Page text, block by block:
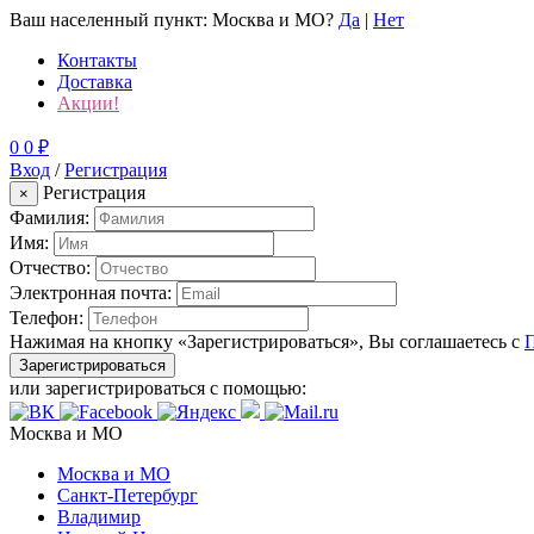
Ваш населенный пункт: Москва и МО? Да | Нет
Контакты
Доставка
Акции!
0 0 ₽
Вход /Регистрация
×
Регистрация
Фамилия:
Имя:
Отчество:
Электронная почта:
Телефон:
Нажимая на кнопку «Зарегистрироваться», Вы соглашаетесь с
Зарегистрироваться
или зарегистрироваться с помощью:
Москва и МО
Москва и МО
Санкт-Петербург
Владимир